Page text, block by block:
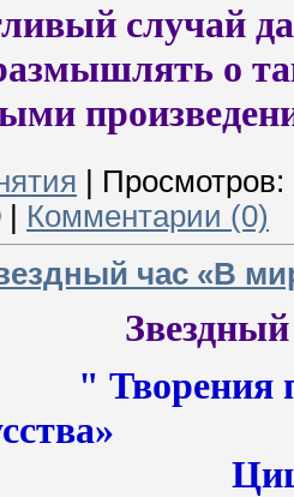
случай
о
Просмотров:
Комментарии (0)
час «В
час
" Творения
»